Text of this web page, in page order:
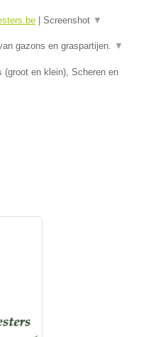
| Screenshot ▼
gazons en graspartijen. ▼
(groot en klein), Scheren en